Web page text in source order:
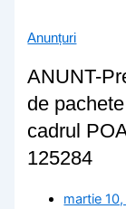
Anunțuri
ANUNT-
de
cadrul
125284
martie